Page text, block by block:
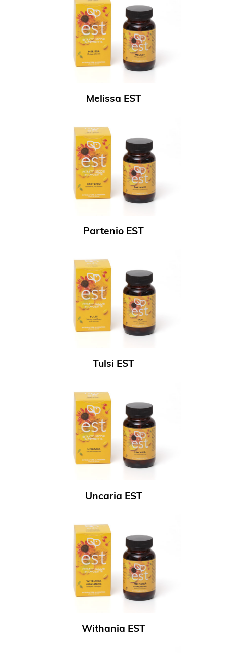
Melissa EST
Partenio EST
Tulsi EST
Uncaria EST
Withania EST